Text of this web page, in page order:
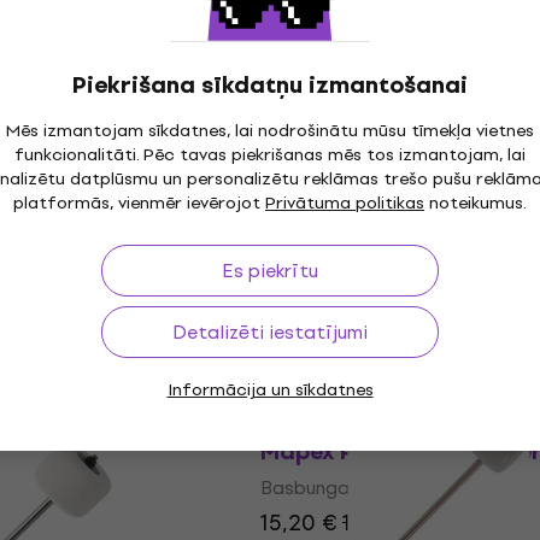
Piekrišana sīkdatņu izmantošanai
Mēs izmantojam sīkdatnes, lai nodrošinātu mūsu tīmekļa vietnes
funkcionalitāti. Pēc tavas piekrišanas mēs tos izmantojam, lai
datplūsmu un personalizētu reklāmas trešo pušu
platformās, vienmēr ievērojotPrivātuma politikasnoteikumus.
Es piekrītu
Detalizēti iestatījumi
Informācija un sīkdatnes
MUZMUZ-25
4,1/5
26 €ar kodu
27,90 €
Ir noliktavā
Round Beater Tama CB90FH Iron
Head
Basbungas sitējs
4,8/5
18,70 €ar koduMUZMUZ-5
19,90 €
Darījums
Mapex P600-515A
Basbungas sitējs
15,20 €17,50 €